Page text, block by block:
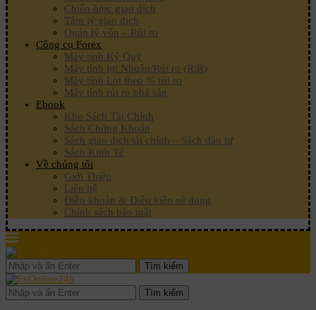
Chiến lược giao dịch
Tâm lý giao dịch
Quản lý vốn – Rủi ro
Công cụ Forex
Máy tính Ký Quỹ
Máy tính lợi Nhuận/Rủi ro (R:R)
Máy tính Lot theo % rủi ro
Máy tính rủi ro phá sản
Ebook
Kho Sách Tài Chính
Sách Chứng Khoán
Sách giao dịch tài chính – Sách đầu tư
Sách Kinh Tế
Về chúng tôi
Giới Thiệu
Liên hệ
Điều khoản & Điều kiện sử dụng
Chính sách bảo mật
Tìm kiếm
Tìm kiếm